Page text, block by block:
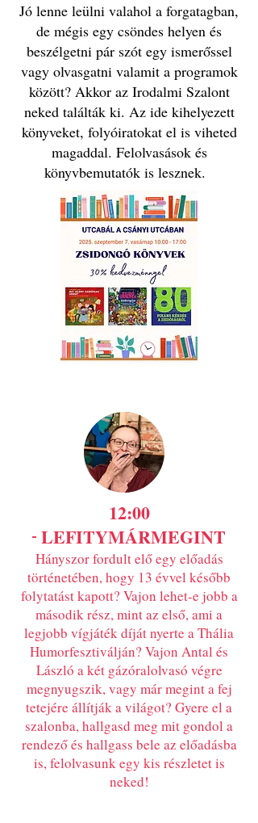
Jó lenne leülni valahol a forgatagban,
de mégis egy csöndes helyen és
beszélgetni pár szót egy ismerőssel
vagy olvasgatni valamit a programok
között? Akkor az Irodalmi Szalont
neked találták ki. Az ide kihelyezett
könyveket, folyóiratokat el is viheted
magaddal. Felolvasások és
könyvbemutatók is lesznek.
12:00​
- LEFITYMÁRMEGINT
​Hányszor fordult elő egy előadás
történetében, hogy 13 évvel később
folytatást kapott? Vajon lehet-e jobb a
második rész, mint az első, ami a
legjobb vígjáték díját nyerte a Thália
Humorfesztiválján? Vajon Antal és
László a két gázóralolvasó végre
megnyugszik, vagy már megint a fej
tetejére állítják a világot? Gyere el a
szalonba, hallgasd meg mit gondol a
rendező és hallgass bele az előadásba
is, felolvasunk egy kis részletet is
neked!